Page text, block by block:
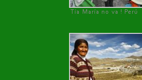
Tía María no va ! Perú